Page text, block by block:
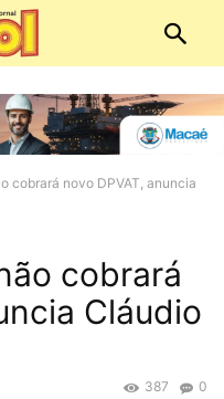
cobrará novo DPVAT, anuncia
cobrará
Cláudio
0
387